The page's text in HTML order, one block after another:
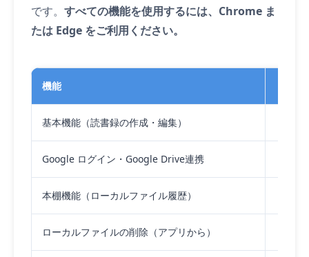
です。 すべての機能を使用するには、Chrome ま
たは Edge をご利用ください。
機能
基本機能（読書録の作成・編集）
Google ログイン・Google Drive連携
本棚機能（ローカルファイル履歴）
ローカルファイルの削除（アプリから）